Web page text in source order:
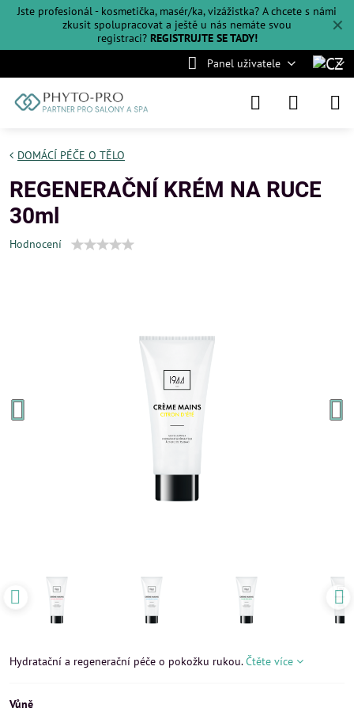
✕
Jste profesionál - kosmetička, masér/ka, vizážistka? A chcete s námi
zkusit spolupracovat a ještě u nás nemáte svou
registraci? REGISTRUJTE SE TADY!
Panel uživatele
DOMÁCÍ PÉČE O TĚLO
REGENERAČNÍ KRÉM NA RUCE
30ml
Hodnocení
Hydratační a regenerační péče o pokožku rukou.Čtěte více
Vůně